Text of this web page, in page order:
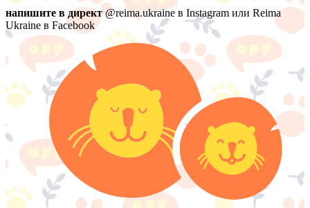
напишите в директ@reima.ukraine в Instagram или Reima
Ukraine в Facebook